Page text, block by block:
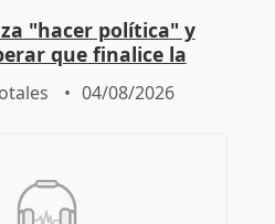
"hacer política" y
que finalice la
incendio
04/08/2026